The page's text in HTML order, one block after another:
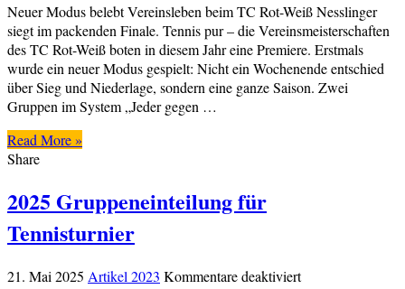
Neuer Modus belebt Vereinsleben beim TC Rot-Weiß Nesslinger
siegt im packenden Finale. Tennis pur – die Vereinsmeisterschaften
des TC Rot-Weiß boten in diesem Jahr eine Premiere. Erstmals
wurde ein neuer Modus gespielt: Nicht ein Wochenende entschied
über Sieg und Niederlage, sondern eine ganze Saison. Zwei
Gruppen im System „Jeder gegen …
Read More »
Share
2025 Gruppeneinteilung für
Tennisturnier
21. Mai 2025 Artikel 2023 Kommentare deaktiviertfür